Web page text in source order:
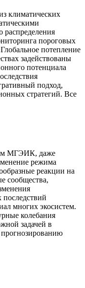
климатических
распределения
пороговых
потепление
задействованы
потенциала
подход,
стратегий. Все
МГЭИК, даже
режима
реакции на
сообщества,
многих экосистем.
колебания
задачей в